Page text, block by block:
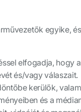
egyike,
elfogadja, hogy
és/vagy válaszait.
kerülők,
és a